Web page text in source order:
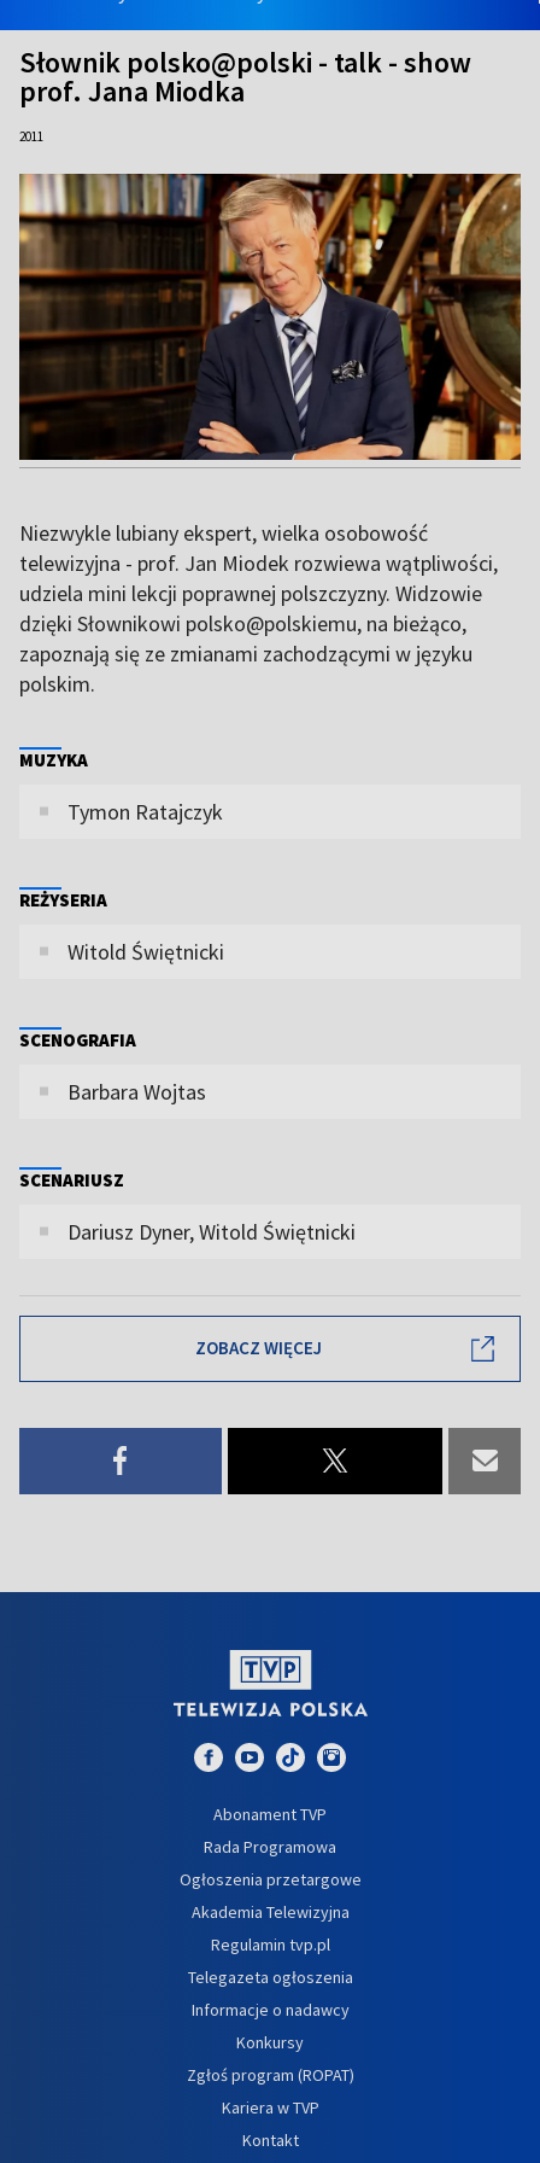
Słownik polsko@polski - talk - show
prof. Jana Miodka
2011
Niezwykle lubiany ekspert, wielka osobowość
telewizyjna - prof. Jan Miodek rozwiewa wątpliwości,
udziela mini lekcji poprawnej polszczyzny. Widzowie
dzięki Słownikowi polsko@polskiemu, na bieżąco,
zapoznają się ze zmianami zachodzącymi w języku
polskim.
MUZYKA
Tymon Ratajczyk
REŻYSERIA
Witold Świętnicki
SCENOGRAFIA
Barbara Wojtas
SCENARIUSZ
Dariusz Dyner, Witold Świętnicki
ZOBACZ WIĘCEJ
Abonament TVP
Rada Programowa
Ogłoszenia przetargowe
Akademia Telewizyjna
Regulamin tvp.pl
Telegazeta ogłoszenia
Informacje o nadawcy
Konkursy
Zgłoś program (ROPAT)
Kariera w TVP
Kontakt